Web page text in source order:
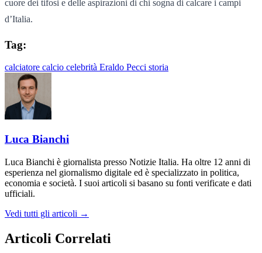
cuore dei tifosi e delle aspirazioni di chi sogna di calcare i campi
d’Italia.
Tag:
calciatore calcio celebrità Eraldo Pecci storia
Luca Bianchi
Luca Bianchi è giornalista presso Notizie Italia. Ha oltre 12 anni di
esperienza nel giornalismo digitale ed è specializzato in politica,
economia e società. I suoi articoli si basano su fonti verificate e dati
ufficiali.
Vedi tutti gli articoli →
Articoli Correlati